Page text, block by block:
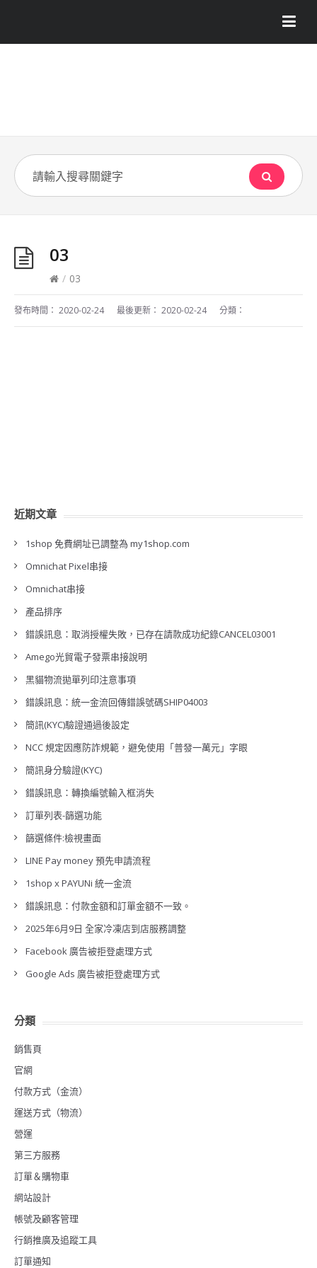
03
/ 03
發布時間： 2020-02-24 最後更新： 2020-02-24 分類：
近期文章
1shop 免費網址已調整為 my1shop.com
Omnichat Pixel串接
Omnichat串接
產品排序
錯誤訊息：取消授權失敗，已存在請款成功紀錄CANCEL03001
Amego光貿電子發票串接說明
黑貓物流拋單列印注意事項
錯誤訊息：統一金流回傳錯誤號碼SHIP04003
簡訊(KYC)驗證通過後設定
NCC 規定因應防詐規範，避免使用「普發一萬元」字眼
簡訊身分驗證(KYC)
錯誤訊息：轉換編號輸入框消失
訂單列表-篩選功能
篩選條件:檢視畫面
LINE Pay money 預先申請流程
1shop x PAYUNi 統一金流
錯誤訊息：付款金額和訂單金額不一致。
2025年6月9日 全家冷凍店到店服務調整
Facebook 廣告被拒登處理方式
Google Ads 廣告被拒登處理方式
分類
銷售頁
官網
付款方式（金流）
運送方式（物流）
營運
第三方服務
訂單＆購物車
網站設計
帳號及顧客管理
行銷推廣及追蹤工具
訂單通知